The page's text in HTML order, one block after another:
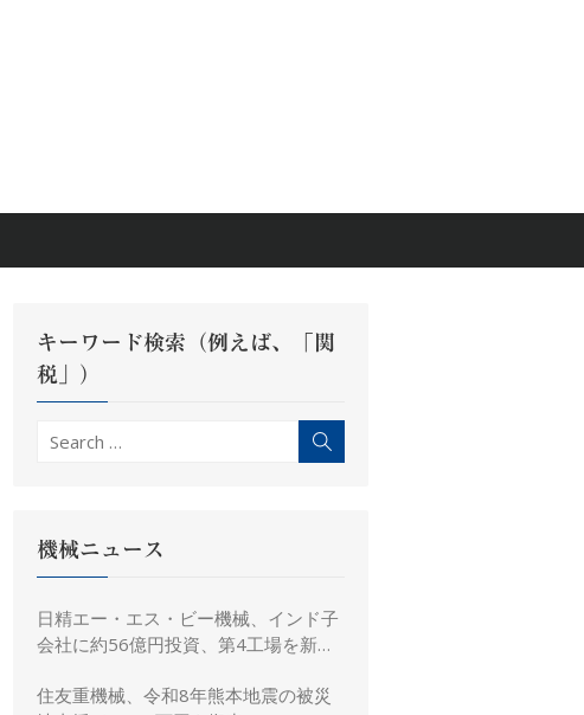
キーワード検索（例えば、「関
税」）
Search
機械ニュース
日精エー・エス・ビー機械、インド子
会社に約56億円投資、第4工場を新設
住友重機械、令和8年熊本地震の被災